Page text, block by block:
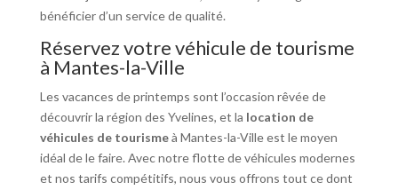
bénéficier d’un service de qualité.
Réservez votre véhicule de tourisme
à Mantes-la-Ville
Les vacances de printemps sont l’occasion rêvée de
découvrir la région des Yvelines, et la location de
véhicules de tourismeà Mantes-la-Ville est le moyen
idéal de le faire. Avec notre flotte de véhicules modernes
et nos tarifs compétitifs, nous vous offrons tout ce dont